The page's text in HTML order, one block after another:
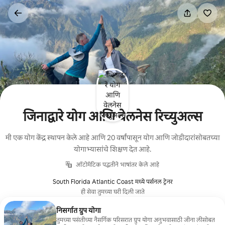
कंटेंटवर
जा
जिनाद्वारे योग आणि वेलनेस रिच्युअल्स
मी एक योग केंद्र स्थापन केले आहे आणि 20 वर्षांपासून योग आणि जोडीदारांसोबतच्या
योगाभ्यासांचे शिक्षण देत आहे.
ऑटोमॅटिक पद्धतीने भाषांतर केले आहे
South Florida Atlantic Coast मध्ये पर्सनल ट्रेनर
ही सेवा तुमच्या घरी दिली जाते
निसर्गात ग्रुप योगा
तुमच्या पसंतीच्या नैसर्गिक परिसरात ग्रुप योगा अनुभवासाठी जीना लीसोबत